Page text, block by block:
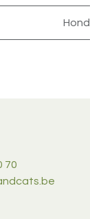
Hond
70